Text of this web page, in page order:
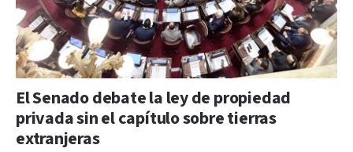
El Senado debate la ley de propiedad
privada sin el capítulo sobre tierras
extranjeras